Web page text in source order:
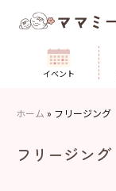
イベント
ホーム » フリージング
フリージング